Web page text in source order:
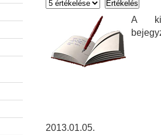
A
2013.01.05.